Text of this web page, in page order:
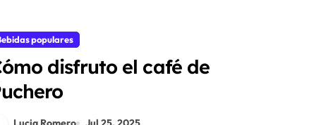
populares
disfruto el café de